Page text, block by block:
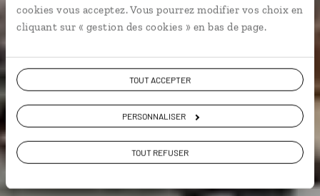
cookies vous acceptez. Vous pourrez modifier vos choix en
cliquant sur « gestion des cookies » en bas de page.
TOUT ACCEPTER
PERSONNALISER
TOUT REFUSER
City break
Voir les 1547 avis sur les voyages en Italie
VOIR LA GALERIE PHOTOS